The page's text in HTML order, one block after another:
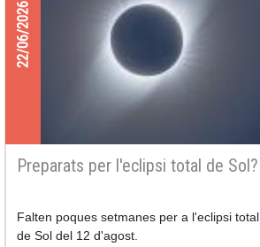
22/06/2026
Preparats per l'eclipsi total de Sol?
Falten poques setmanes per a l'eclipsi total
de Sol del 12 d'agost.